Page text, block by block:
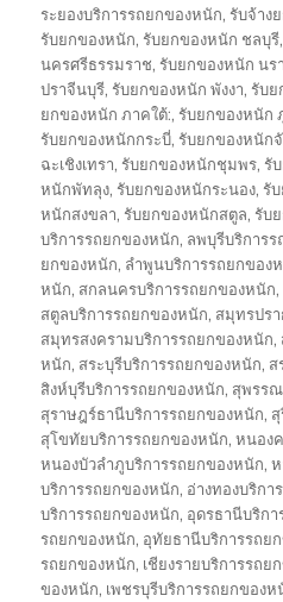
ระยองบริการรถยกของหนัก,รับจ้าง
รับยกของหนัก,รับยกของหนัก ชลบุรี
นครศรีธรรมราช,รับยกของหนัก นร
ปราจีนบุรี,รับยกของหนัก พังงา,รับย
ยกของหนัก ภาคใต้:,รับยกของหนัก
รับยกของหนักกระบี่,รับยกของหนัก
ฉะเชิงเทรา,รับยกของหนักชุมพร,รั
หนักพัทลุง,รับยกของหนักระนอง,รั
หนักสงขลา,รับยกของหนักสตูล,รับ
บริการรถยกของหนัก, ลพบุรีบริการ
ยกของหนัก, ลำพูนบริการรถยกของ
หนัก, สกลนครบริการรถยกของหนัก,
สตูลบริการรถยกของหนัก, สมุทรปร
สมุทรสงครามบริการรถยกของหนัก,
หนัก, สระบุรีบริการรถยกของหนัก, ส
สิงห์บุรีบริการรถยกของหนัก, สุพรร
สุราษฎร์ธานีบริการรถยกของหนัก,
สุโขทัยบริการรถยกของหนัก,หนอง
หนองบัวลำภูบริการรถยกของหนัก,
บริการรถยกของหนัก, อ่างทองบริกา
บริการรถยกของหนัก, อุดรธานีบริก
รถยกของหนัก, อุทัยธานีบริการรถย
รถยกของหนัก, เชียงรายบริการรถย
ของหนัก, เพชรบุรีบริการรถยกของห